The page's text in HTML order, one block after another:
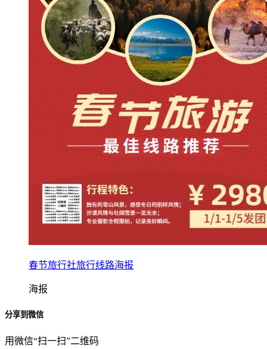
春节旅行社旅行线路海报
海报
分享到微信
用微信“扫一扫”二维码